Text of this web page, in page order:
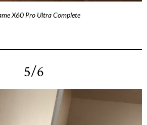
X60 Pro Ultra Complete
5/6